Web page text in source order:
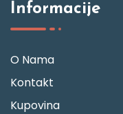
Informacije
O Nama
Kontakt
Kupovina